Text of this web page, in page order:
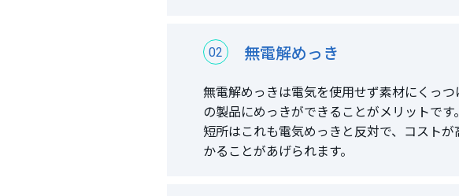
02 無電解めっき
無電解めっきは電気を使用せず素材にくっ
の製品にめっきができることがメリットです。
短所はこれも電気めっきと反対で、コスト
かることがあげられます。